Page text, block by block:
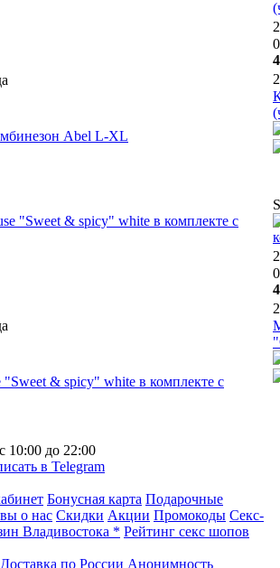
Abel L-XL
& spicy" white в комплекте с
c 10:00 до 22:00
в Telegram
Бонусная карта Подарочные
о нас Скидки Акции Промокоды Секс-
Владивостока * Рейтинг секс шопов
Доставка по России Анонимность